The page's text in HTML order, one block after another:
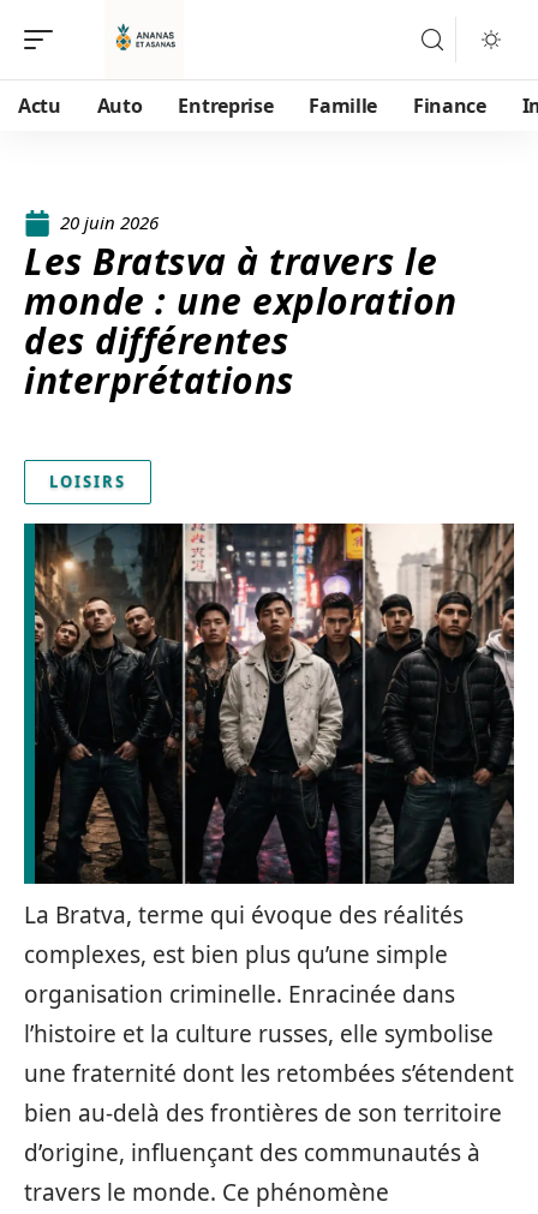
Actu Auto Entreprise Famille Finance
20 juin 2026
Les Bratsva à travers le
monde : une exploration
des différentes
interprétations
LOISIRS
La Bratva, terme qui évoque des réalités
complexes, est bien plus qu’une simple
organisation criminelle. Enracinée dans
l’histoire et la culture russes, elle symbolise
une fraternité dont les retombées s’étendent
bien au-delà des frontières de son territoire
d’origine, influençant des communautés à
travers le monde. Ce phénomène